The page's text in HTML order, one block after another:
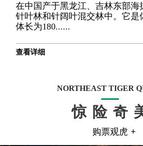
在中国产于黑龙江、吉林东部海
针叶林和针阔叶混交林中。它是
体长为180......
查看详细
NORTHEAST TIGER
惊险奇